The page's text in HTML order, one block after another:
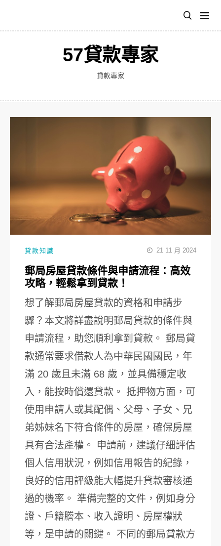
主
57貸款專家
貸款專家
貸款知識 21 11 月 2024
郵局房屋貸款條件與申請流程：高效
攻略，輕鬆拿到貸款！
想了解郵局房屋貸款的資格和申請步
驟？本文將詳盡說明郵局貸款的條件與
申請流程，助您順利拿到貸款。 郵局貸
款通常要求借款人為中華民國國民，年
滿 20 歲且未滿 68 歲，並具備穩定收
入，能按時償還貸款。 抵押物方面，可
使用申請人或其配偶、父母、子女、兄
弟姊妹名下符合條件的房屋，確保房屋
具有合法產權。 申請前，建議仔細評估
個人信用狀況，例如信用報告的紀錄，
良好的信用評級能大幅提升貸款審核通
過的機率。 準備完整的文件，例如身分
證、戶籍謄本、收入證明、房屋權狀
等，是申請的關鍵。 不同的郵局貸款方